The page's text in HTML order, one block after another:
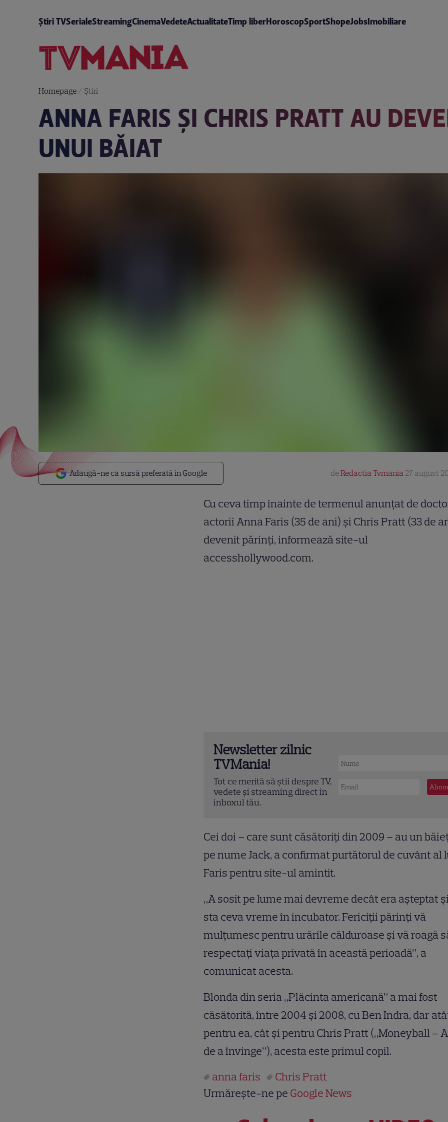
Știri TVSerialeStreamingCinemaVedeteActualitateTimp liberHoroscopSportShopeJobsImobiliare
Homepage/ Știri
ANNA FARIS ŞI CHRIS PRATT AU
UNUI BĂIAT
Adaugă-ne ca sursă preferată în Google deRedactia Tvmania 27 august
Cu ceva timp înainte de termenul anunţat de
actorii Anna Faris (35 de ani) şi Chris Pratt (33 de
devenit părinţi, informează site-ul
accesshollywood.com.
Newsletter zilnic
TVMania!
Tot ce merită să știi despre TV,
vedete și streaming direct în
inboxul tău.
Cei doi – care sunt căsătoriţi din 2009 – au un
pe nume Jack, a confirmat purtătorul de cuvânt al
Faris pentru site-ul amintit.
„A sosit pe lume mai devreme decât era aşteptat
sta ceva vreme în incubator. Fericiţii părinţi vă
mulţumesc pentru urările călduroase şi vă roagă
respectaţi viaţa privată în această perioadă”, a
comunicat acesta.
Blonda din seria „Plăcinta americană” a mai fost
căsătorită, între 2004 şi 2008, cu Ben Indra, dar
pentru ea, cât şi pentru Chris Pratt („Moneyball –
de a învinge”), acesta este primul copil.
anna faris
Chris Pratt
Urmărește-ne pe Google News